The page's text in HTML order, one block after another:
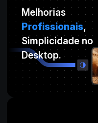
Melhorias
Profissionais,
Simplicidade no
Desktop.